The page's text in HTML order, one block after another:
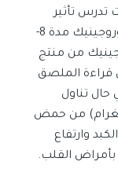
تدرس تأثير
تناول 400-800 مليغرام من حمض الكلوروجينيك مدة 8-
من منتج
قراءة الملصق
حال تناول
تصل إلى 2 غرام (2000 مليغرام) من حمض
وارتفاع
بأمراض القلب.